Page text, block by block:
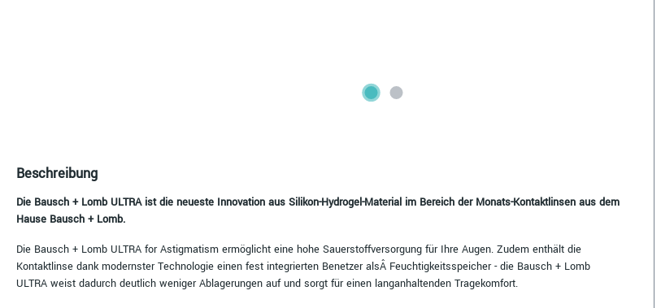
Beschreibung
Die Bausch + Lomb ULTRA ist die neueste Innovation aus Silikon-Hydrogel-Material im Bereich der Monats-Kontaktlinsen aus dem
Hause Bausch + Lomb.
Die Bausch + Lomb ULTRA for Astigmatism ermöglicht eine hohe Sauerstoffversorgung für Ihre Augen. Zudem enthält die
Kontaktlinse dank modernster Technologie einen fest integrierten Benetzer alsÂ Feuchtigkeitsspeicher - die Bausch + Lomb
ULTRA weist dadurch deutlich weniger Ablagerungen auf und sorgt für einen langanhaltenden Tragekomfort.